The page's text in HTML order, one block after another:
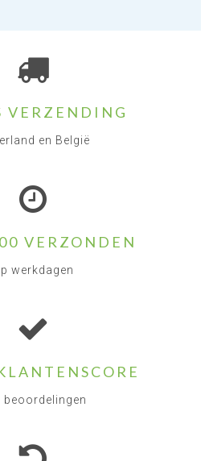
VERZENDING
en België
VERZONDEN
werkdagen
beoordelingen